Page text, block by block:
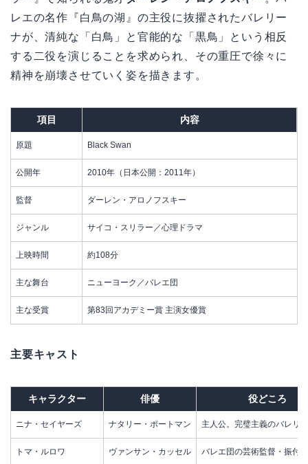
レエの名作『白鳥の湖』の主役に抜擢されたバレリー
ナが、清純な「白鳥」と官能的な「黒鳥」という相反
する二役を演じることを求められ、その重圧で徐々に
精神を崩壊させていく姿を描きます。
項目 内容
原題 Black Swan
公開年 2010年（日本公開：2011年）
監督 ダーレン・アロノフスキー
ジャンル サイコ・スリラー／心理ドラマ
上映時間 約108分
主な舞台 ニューヨーク／バレエ団
主な受賞 第83回アカデミー賞 主演女優賞
主要キャスト
キャラクター 俳優 役どころ
ニナ・セイヤーズ ナタリー・ポートマン 主人公。完璧主義のバレリ
トマ・ルロワ ヴァンサン・カッセル バレエ団の芸術監督・振付師